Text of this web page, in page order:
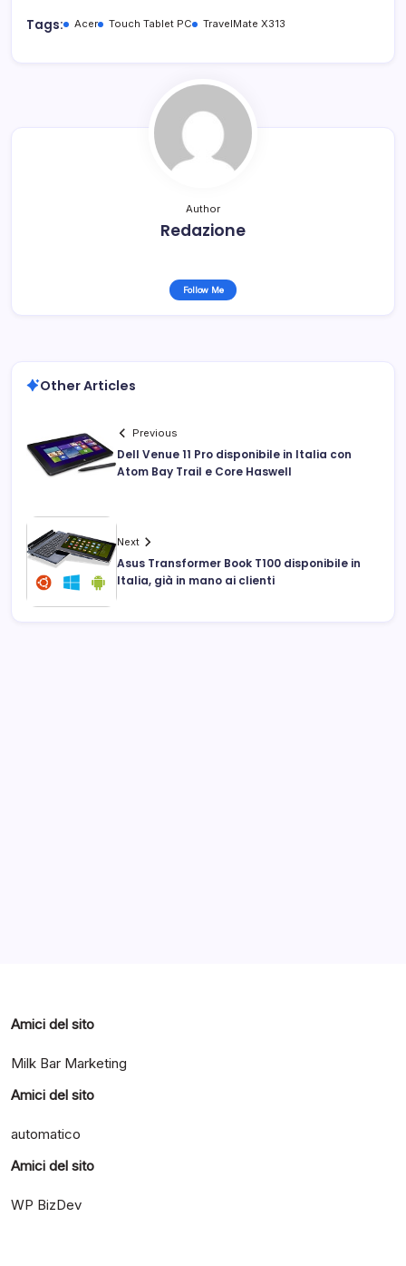
Tags: Acer Touch Tablet PC TravelMate X313
Author
Redazione
Follow Me
Other Articles
Previous
Dell Venue 11 Pro disponibile in Italia con
Atom Bay Trail e Core Haswell
Next
Asus Transformer Book T100 disponibile in
Italia, già in mano ai clienti
Amici del sito
Milk Bar Marketing
Amici del sito
automatico
Amici del sito
WP BizDev